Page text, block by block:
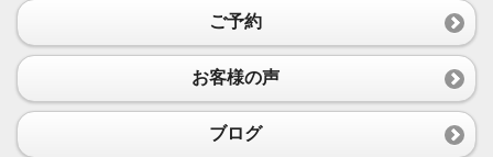
ご予約
お客様の声
ブログ